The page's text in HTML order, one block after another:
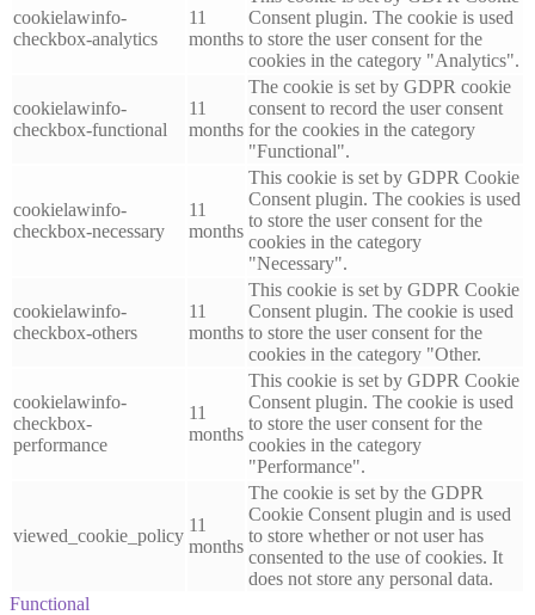
cookielawinfo-
checkbox-analytics
11
months
Consent plugin. The cookie is used
to store the user consent for the
cookies in the category "Analytics".
cookielawinfo-
checkbox-functional
11
months
The cookie is set by GDPR cookie
consent to record the user consent
for the cookies in the category
"Functional".
cookielawinfo-
checkbox-necessary
11
months
This cookie is set by GDPR Cookie
Consent plugin. The cookies is used
to store the user consent for the
cookies in the category
"Necessary".
cookielawinfo-
checkbox-others
11
months
This cookie is set by GDPR Cookie
Consent plugin. The cookie is used
to store the user consent for the
cookies in the category "Other.
cookielawinfo-
checkbox-
performance
11
months
This cookie is set by GDPR Cookie
Consent plugin. The cookie is used
to store the user consent for the
cookies in the category
"Performance".
viewed_cookie_policy
11
months
The cookie is set by the GDPR
Cookie Consent plugin and is used
to store whether or not user has
consented to the use of cookies. It
does not store any personal data.
Functional